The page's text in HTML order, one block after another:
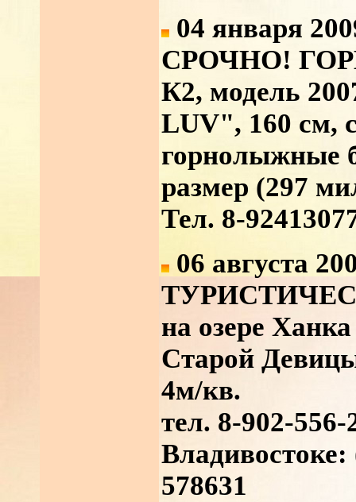
04 января
СРОЧНО!
К2, модель
LUV", 160 см,
горнолыжные
размер (297
Тел. 8-
06 августа
на озере
Старой
4м/кв.
тел. 8-902-
578631